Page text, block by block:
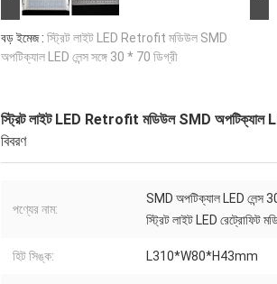
বড় ইমেজ : স্ট্রিট লাইট LED Retrofit মডিউল SMD
অপটিক্যাল LED লেন্স সঙ্গে 30 * 70 ডিগ্রী
স্ট্রিট লাইট LED Retrofit মডিউল SMD অপটিক্যাল
বিবরণ
পণ্যের নাম:
SMD অপটিক্যাল LED লেন্স
স্ট্রিট লাইট LED রেট্রোফিট
হিট সিঙ্ক: L310*W80*H43mm